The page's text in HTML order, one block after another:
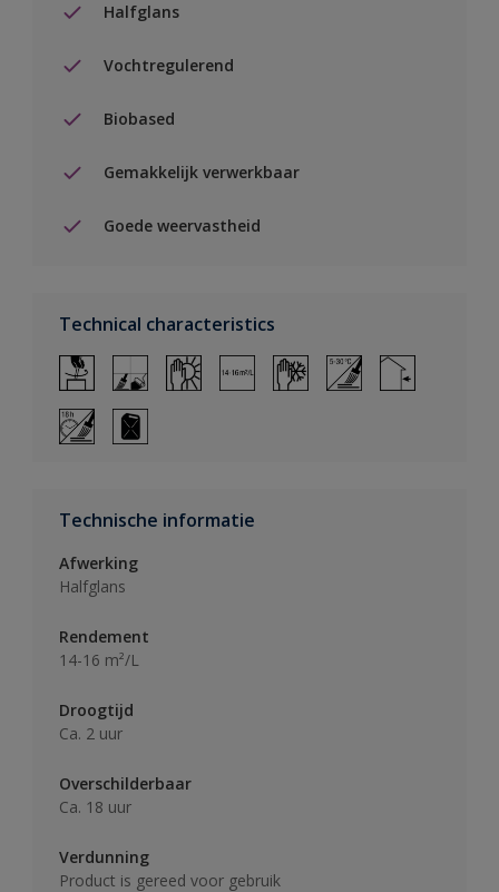
Halfglans
Vochtregulerend
Biobased
Gemakkelijk verwerkbaar
Goede weervastheid
Technical characteristics
Technische informatie
Afwerking
Halfglans
Rendement
14-16 m²/L
Droogtijd
Ca. 2 uur
Overschilderbaar
Ca. 18 uur
Verdunning
Product is gereed voor gebruik